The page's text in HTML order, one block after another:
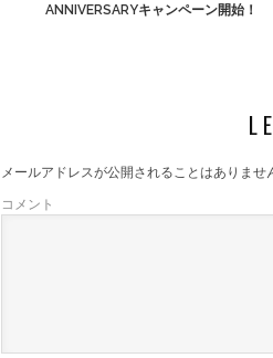
ANNIVERSARYキャンペーン開始！
メールアドレスが公開されることはありませ
コメント